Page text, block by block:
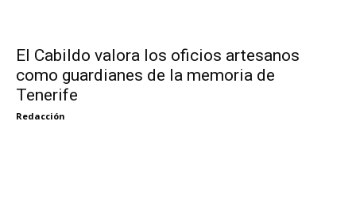
El Cabildo valora los oficios artesanos
como guardianes de la memoria de
Tenerife
Redacción